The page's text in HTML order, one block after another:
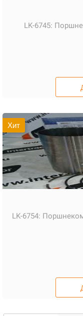
LK-6745:
Хит
LK-6754: